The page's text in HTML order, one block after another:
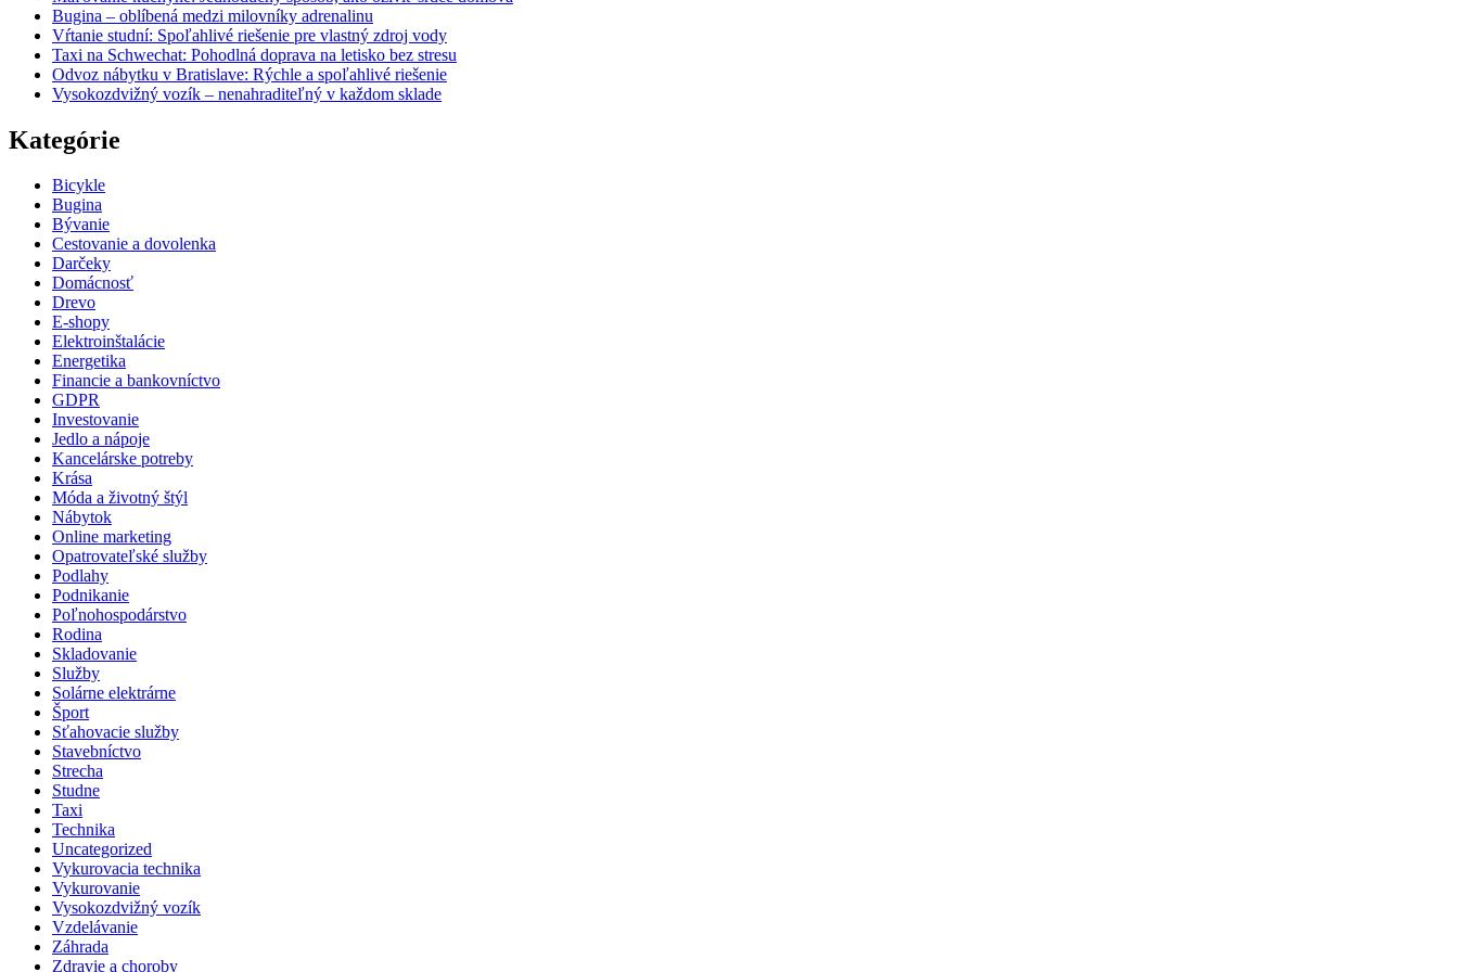
Bugina – oblíbená medzi milovníky adrenalinu
Vŕtanie studní: Spoľahlivé riešenie pre vlastný zdroj vody
Taxi na Schwechat: Pohodlná doprava na letisko bez stresu
Odvoz nábytku v Bratislave: Rýchle a spoľahlivé riešenie
Vysokozdvižný vozík – nenahraditeľný v každom sklade
Kategórie
Bicykle
Bugina
Bývanie
Cestovanie a dovolenka
Darčeky
Domácnosť
Drevo
E-shopy
Elektroinštalácie
Energetika
Financie a bankovníctvo
GDPR
Investovanie
Jedlo a nápoje
Kancelárske potreby
Krása
Móda a životný štýl
Nábytok
Online marketing
Opatrovateľské služby
Podlahy
Podnikanie
Poľnohospodárstvo
Rodina
Skladovanie
Služby
Solárne elektrárne
Šport
Sťahovacie služby
Stavebníctvo
Strecha
Studne
Taxi
Technika
Uncategorized
Vykurovacia technika
Vykurovanie
Vysokozdvižný vozík
Vzdelávanie
Záhrada
Zdravie a choroby